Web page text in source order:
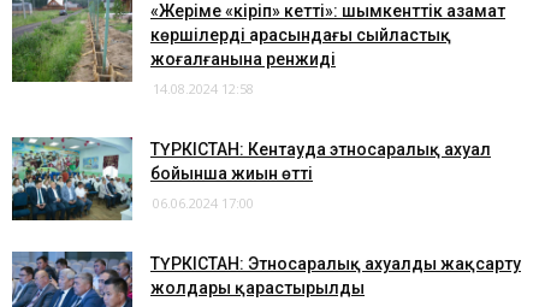
​«Жеріме «кіріп» кетті»: шымкенттік азамат
көршілердің арасындағы сыйластық
жоғалғанына ренжиді
14.08.2024 12:58
ТҮРКІСТАН: Кентауда этносаралық ахуал
бойынша жиын өтті
06.06.2024 17:00
ТҮРКІСТАН: Этносаралық ахуалды жақсарту
жолдары қарастырылды